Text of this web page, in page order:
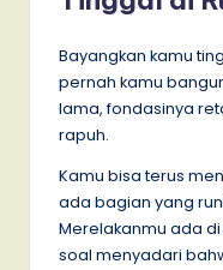
Bayangkan kamu
pernah kamu
lama, fondasinya
rapuh.
Kamu bisa terus
ada bagian yang
Merelakanmu ada
soal menyadari